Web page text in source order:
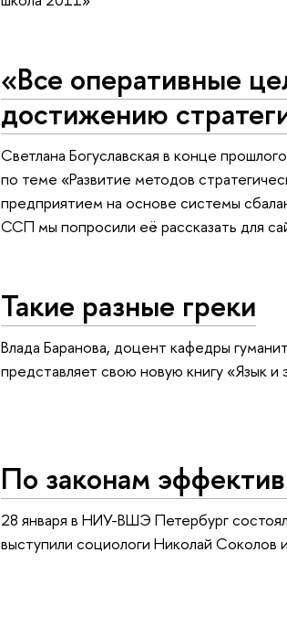
«Все оперативные
достижению
Светлана Богуславская в конце
по теме «Развитие методов
предприятием на основе системы
ССП мы попросили её рассказать для
Такие разные греки
Влада Баранова, доцент кафедры
представляет свою новую книгу «Язык и
По законам
28 января в НИУ-ВШЭ Петербург
выступили социологи Николай Соколов